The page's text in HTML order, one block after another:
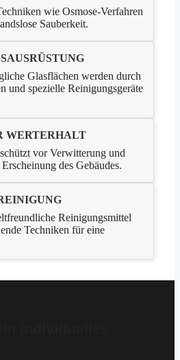
wie Osmose-Verfahren
Sauberkeit.
Glasflächen werden durch
und spezielle Reinigungsgeräte
WERTERHALT
vor Verwitterung und
des Gebäudes.
Reinigungsmittel
Techniken für eine